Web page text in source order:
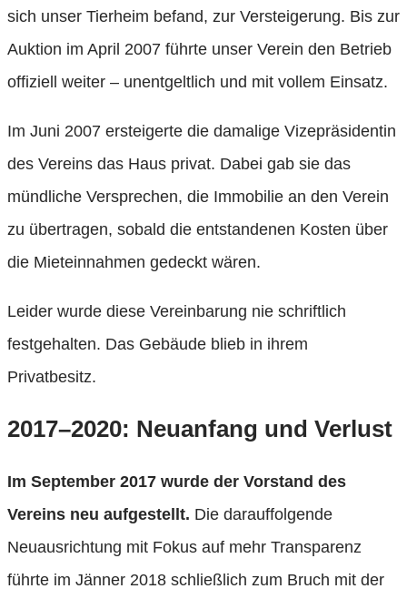
sich unser Tierheim befand, zur Versteigerung. Bis zur
Auktion im April 2007 führte unser Verein den Betrieb
offiziell weiter – unentgeltlich und mit vollem Einsatz.
Im Juni 2007 ersteigerte die damalige Vizepräsidentin
des Vereins das Haus privat. Dabei gab sie das
mündliche Versprechen, die Immobilie an den Verein
zu übertragen, sobald die entstandenen Kosten über
die Mieteinnahmen gedeckt wären.
Leider wurde diese Vereinbarung nie schriftlich
festgehalten. Das Gebäude blieb in ihrem
Privatbesitz.
2017–2020: Neuanfang und Verlust
Im September 2017 wurde der Vorstand des
Vereins neu aufgestellt. Die darauffolgende
Neuausrichtung mit Fokus auf mehr Transparenz
führte im Jänner 2018 schließlich zum Bruch mit der